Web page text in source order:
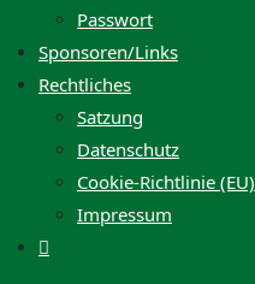
Passwort
Sponsoren/Links
Rechtliches
Satzung
Datenschutz
Cookie-Richtlinie (EU)
Impressum
Website-